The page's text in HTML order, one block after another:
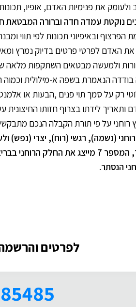
את פנימיות האדם, אופיו,
נוקטת עמדה חדה וברורה המבטאת
ובאיפיוני תכונות לפי תווי
האדם לפרטי פרטים בדיוק נמרץ
ולמעשה מבטאים השתקפות מלאה
הנאמרת בשפה א-מילולית וכמוה
רק על סמך תוי פנים ,הבעות או
ותאריך לידתו בצרוף חזותו
רוחני על פי תורת הקבלה הנכם
(נשמה), רגשי (רוח), יצרי (נפש)
עליונה, שפה תחתונה וסנטר. כזכור,
הנסתר.
לפרטים